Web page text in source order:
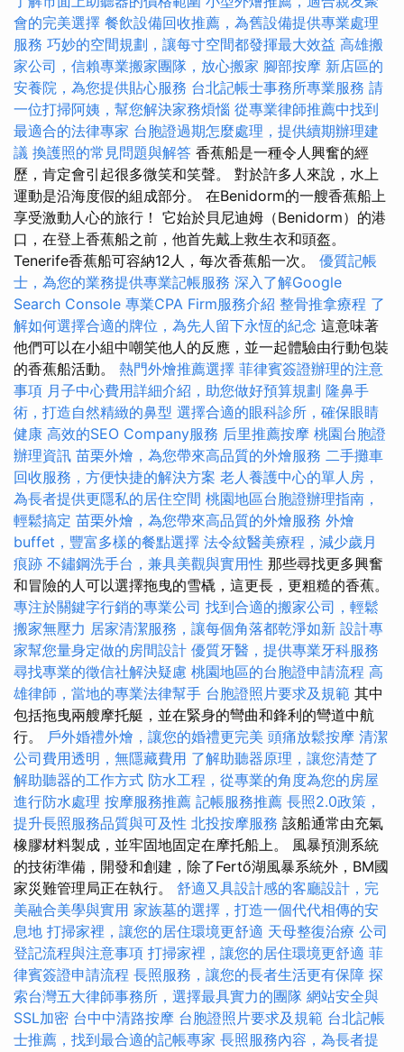
會的完美選擇 餐飲設備回收推薦，為舊設備提供專業處理
服務 巧妙的空間規劃，讓每寸空間都發揮最大效益 高雄搬
家公司，信賴專業搬家團隊，放心搬家 腳部按摩 新店區的
安養院，為您提供貼心服務 台北記帳士事務所專業服務 請
一位打掃阿姨，幫您解決家務煩惱 從專業律師推薦中找到
最適合的法律專家 台胞證過期怎麼處理，提供續期辦理建
議 換護照的常見問題與解答 香蕉船是一種令人興奮的經
歷，肯定會引起很多微笑和笑聲。 對於許多人來說，水上
運動是沿海度假的組成部分。 在Benidorm的一艘香蕉船上
享受激動人心的旅行！ 它始於貝尼迪姆（Benidorm）的港
口，在登上香蕉船之前，他首先戴上救生衣和頭盔。
Tenerife香蕉船可容納12人，每次香蕉船一次。 優質記帳
士，為您的業務提供專業記帳服務 深入了解Google
Search Console 專業CPA Firm服務介紹 整骨推拿療程 了
解如何選擇合適的牌位，為先人留下永恆的紀念 這意味著
他們可以在小組中嘲笑他人的反應，並一起體驗由行動包裝
的香蕉船活動。 熱門外燴推薦選擇 菲律賓簽證辦理的注意
事項 月子中心費用詳細介紹，助您做好預算規劃 隆鼻手
術，打造自然精緻的鼻型 選擇合適的眼科診所，確保眼睛
健康 高效的SEO Company服務 后里推薦按摩 桃園台胞證
辦理資訊 苗栗外燴，為您帶來高品質的外燴服務 二手攤車
回收服務，方便快捷的解決方案 老人養護中心的單人房，
為長者提供更隱私的居住空間 桃園地區台胞證辦理指南，
輕鬆搞定 苗栗外燴，為您帶來高品質的外燴服務 外燴
buffet，豐富多樣的餐點選擇 法令紋醫美療程，減少歲月
痕跡 不鏽鋼洗手台，兼具美觀與實用性 那些尋找更多興奮
和冒險的人可以選擇拖曳的雪橇，這更長，更粗糙的香蕉。
專注於關鍵字行銷的專業公司 找到合適的搬家公司，輕鬆
搬家無壓力 居家清潔服務，讓每個角落都乾淨如新 設計專
家幫您量身定做的房間設計 優質牙醫，提供專業牙科服務
尋找專業的徵信社解決疑慮 桃園地區的台胞證申請流程 高
雄律師，當地的專業法律幫手 台胞證照片要求及規範 其中
包括拖曳兩艘摩托艇，並在緊身的彎曲和鋒利的彎道中航
行。 戶外婚禮外燴，讓您的婚禮更完美 頭痛放鬆按摩 清潔
公司費用透明，無隱藏費用 了解助聽器原理，讓您清楚了
解助聽器的工作方式 防水工程，從專業的角度為您的房屋
進行防水處理 按摩服務推薦 記帳服務推薦 長照2.0政策，
提升長照服務品質與可及性 北投按摩服務 該船通常由充氣
橡膠材料製成，並牢固地固定在摩托船上。 風暴預測系統
的技術準備，開發和創建，除了Fertő湖風暴系統外，BM國
家災難管理局正在執行。 舒適又具設計感的客廳設計，完
美融合美學與實用 家族墓的選擇，打造一個代代相傳的安
息地 打掃家裡，讓您的居住環境更舒適 天母整復治療 公司
登記流程與注意事項 打掃家裡，讓您的居住環境更舒適 菲
律賓簽證申請流程 長照服務，讓您的長者生活更有保障 探
索台灣五大律師事務所，選擇最具實力的團隊 網站安全與
SSL加密 台中中清路按摩 台胞證照片要求及規範 台北記帳
士推薦，找到最合適的記帳專家 長照服務內容，為長者提